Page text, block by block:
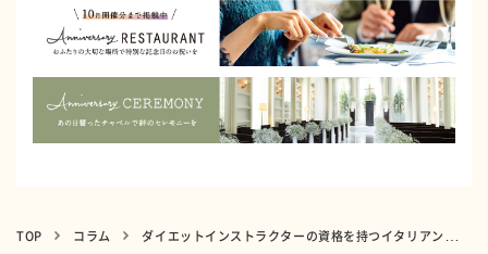
TOP コラム ダイエットインストラクターの資格を持つイタリアンシェフが教える！免疫力UPを狙うミネストローネ！